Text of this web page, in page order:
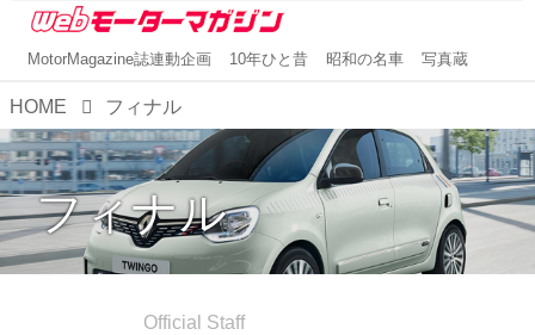
MotorMagazine誌連動企画 10年ひと昔 昭和の名車 写真蔵
HOME フィナル
フィナル
Official Staff